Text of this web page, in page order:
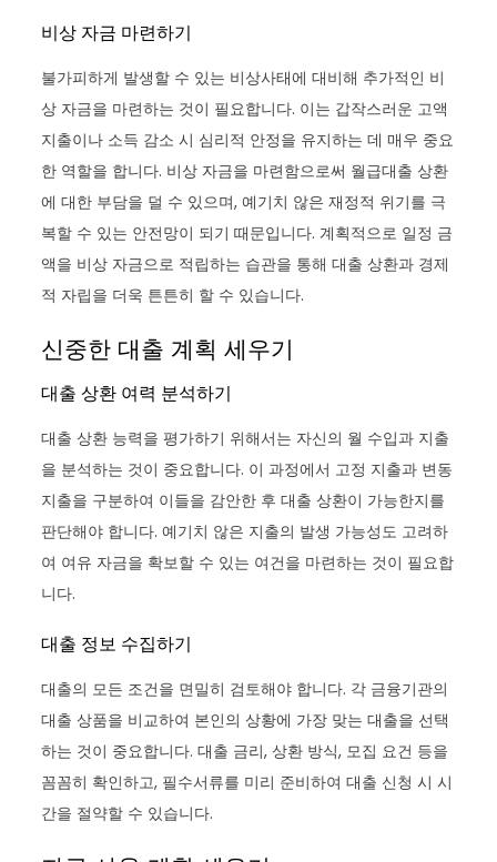
비상 자금 마련하기
불가피하게 발생할 수 있는 비상사태에 대비해 추가적인 비
상 자금을 마련하는 것이 필요합니다. 이는 갑작스러운 고액
지출이나 소득 감소 시 심리적 안정을 유지하는 데 매우 중요
한 역할을 합니다. 비상 자금을 마련함으로써 월급대출 상환
에 대한 부담을 덜 수 있으며, 예기치 않은 재정적 위기를 극
복할 수 있는 안전망이 되기 때문입니다. 계획적으로 일정 금
액을 비상 자금으로 적립하는 습관을 통해 대출 상환과 경제
적 자립을 더욱 튼튼히 할 수 있습니다.
신중한 대출 계획 세우기
대출 상환 여력 분석하기
대출 상환 능력을 평가하기 위해서는 자신의 월 수입과 지출
을 분석하는 것이 중요합니다. 이 과정에서 고정 지출과 변동
지출을 구분하여 이들을 감안한 후 대출 상환이 가능한지를
판단해야 합니다. 예기치 않은 지출의 발생 가능성도 고려하
여 여유 자금을 확보할 수 있는 여건을 마련하는 것이 필요합
니다.
대출 정보 수집하기
대출의 모든 조건을 면밀히 검토해야 합니다. 각 금융기관의
대출 상품을 비교하여 본인의 상황에 가장 맞는 대출을 선택
하는 것이 중요합니다. 대출 금리, 상환 방식, 모집 요건 등을
꼼꼼히 확인하고, 필수서류를 미리 준비하여 대출 신청 시 시
간을 절약할 수 있습니다.